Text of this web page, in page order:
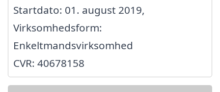
Startdato: 01. august 2019,
Virksomhedsform:
Enkeltmandsvirksomhed
CVR: 40678158